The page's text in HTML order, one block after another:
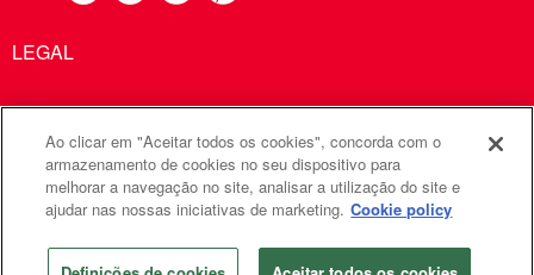
LEGAL
Comunicações Metodistas Unidas é uma agência da Igreja
Metodista Unida
©2026 Comunicações Metodistas Unidas. Todos os direitos
reservados
Ao clicar em "Aceitar todos os cookies", concorda com o
armazenamento de cookies no seu dispositivo para
melhorar a navegação no site, analisar a utilização do site e
ajudar nas nossas iniciativas de marketing. Cookie policy